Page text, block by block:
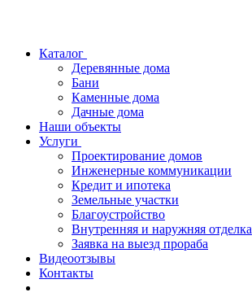
Каталог
Деревянные дома
Бани
Каменные дома
Дачные дома
Наши объекты
Услуги
Проектирование домов
Инженерные коммуникации
Кредит и ипотека
Земельные участки
Благоустройство
Внутренняя и наружняя отделка
Заявка на выезд прораба
Видеоотзывы
Контакты